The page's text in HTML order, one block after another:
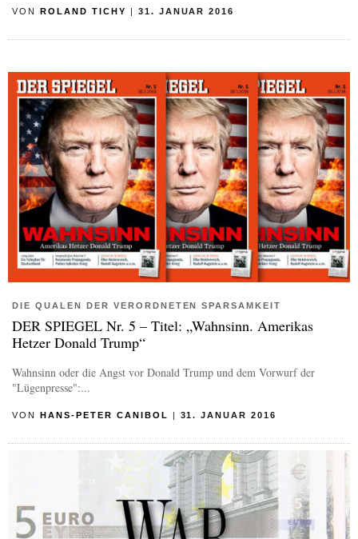
VON ROLAND TICHY 31. JANUAR 2016
DIE QUALEN DER VERORDNETEN SPARSAMKEIT
DER SPIEGEL Nr. 5 – Titel: „Wahnsinn. Amerikas
Hetzer Donald Trump“
Wahnsinn oder die Angst vor Donald Trump und dem Vorwurf der
"Lügenpresse":...
VON HANS-PETER CANIBOL | 31. JANUAR 2016